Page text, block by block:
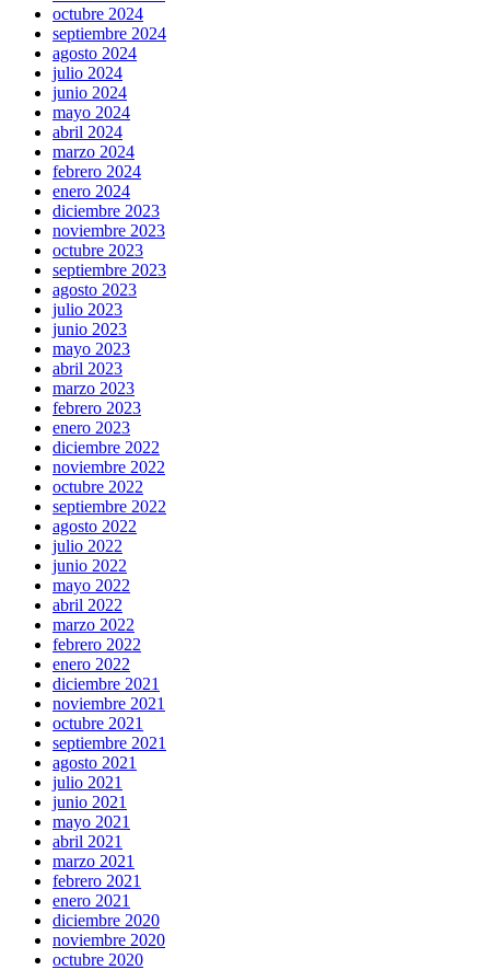
octubre 2024
septiembre 2024
agosto 2024
julio 2024
junio 2024
mayo 2024
abril 2024
marzo 2024
febrero 2024
enero 2024
diciembre 2023
noviembre 2023
octubre 2023
septiembre 2023
agosto 2023
julio 2023
junio 2023
mayo 2023
abril 2023
marzo 2023
febrero 2023
enero 2023
diciembre 2022
noviembre 2022
octubre 2022
septiembre 2022
agosto 2022
julio 2022
junio 2022
mayo 2022
abril 2022
marzo 2022
febrero 2022
enero 2022
diciembre 2021
noviembre 2021
octubre 2021
septiembre 2021
agosto 2021
julio 2021
junio 2021
mayo 2021
abril 2021
marzo 2021
febrero 2021
enero 2021
diciembre 2020
noviembre 2020
octubre 2020